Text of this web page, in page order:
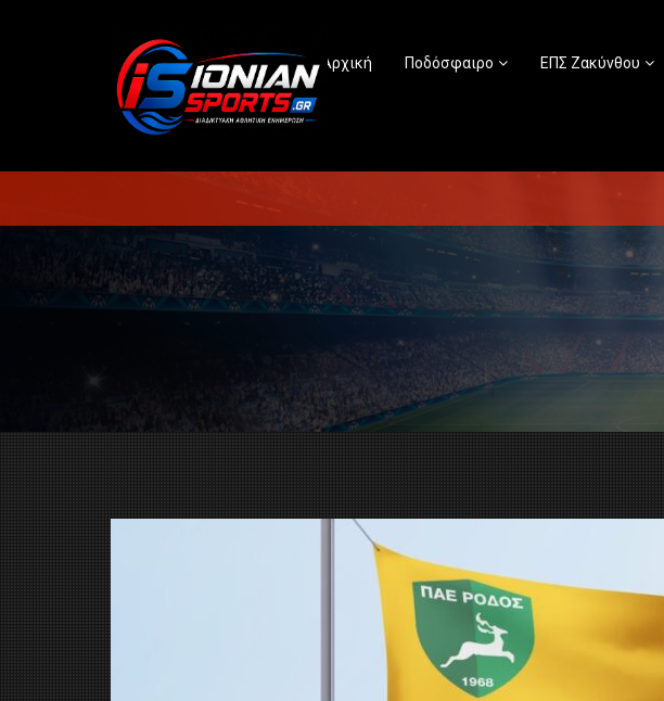
Αρχική Ποδόσφαιρο ΕΠΣ Ζακύνθου